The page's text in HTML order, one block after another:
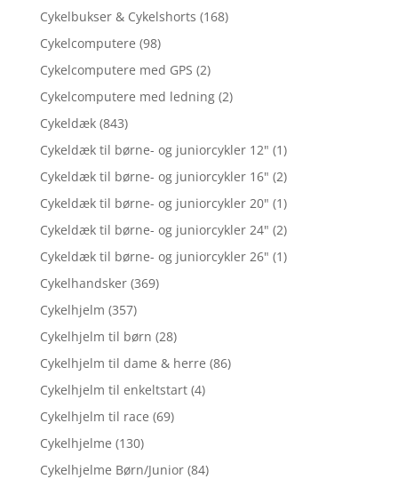
Cykelbukser & Cykelshorts (168)
Cykelcomputere (98)
Cykelcomputere med GPS (2)
Cykelcomputere med ledning (2)
Cykeldæk (843)
Cykeldæk til børne- og juniorcykler 12" (1)
Cykeldæk til børne- og juniorcykler 16" (2)
Cykeldæk til børne- og juniorcykler 20" (1)
Cykeldæk til børne- og juniorcykler 24" (2)
Cykeldæk til børne- og juniorcykler 26" (1)
Cykelhandsker (369)
Cykelhjelm (357)
Cykelhjelm til børn (28)
Cykelhjelm til dame & herre (86)
Cykelhjelm til enkeltstart (4)
Cykelhjelm til race (69)
Cykelhjelme (130)
Cykelhjelme Børn/Junior (84)